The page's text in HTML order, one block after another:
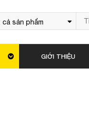
GIỚI THIỆU